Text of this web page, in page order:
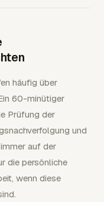
häufig über
60-minütiger
Prüfung der
und
auf der
die persönliche
wenn diese